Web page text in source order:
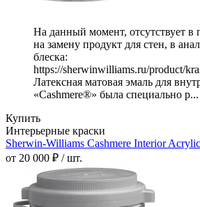
На данный момент, отсутствует в
на замену продукт для стен, в
блеска:
https://sherwinwilliams.ru/product/
Латексная матовая эмаль для
«Cashmere®» была специально р...
Купить
Интерьерные краски
Sherwin-Williams Cashmere Interior
от 20 000 ₽ / шт.